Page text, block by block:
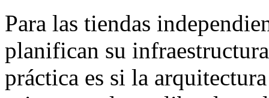
Para las tiendas
planifican su
práctica es si la